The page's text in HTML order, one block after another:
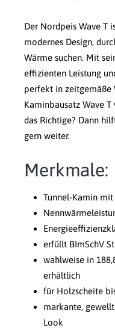
Der Nordpeis Wave T
modernes Design,
Wärme suchen. Mit
effizienten Leistung
perfekt in zeitgemäße
Kaminbausatz Wave T
das Richtige? Dann
gern weiter.
Merkmale:
Tunnel-Kamin
erfüllt BImSchV
wahlweise in
erhältlich
für Holzscheite
markante,
Look